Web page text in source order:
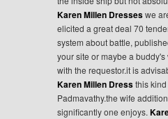
Karen Millen Dresseswe
elicited a great deal 70
system about battle,
your site or maybe a
with the requestor.it is
Karen Millen Dressthis
Padmavathy.the wife
significantly one enjoys.